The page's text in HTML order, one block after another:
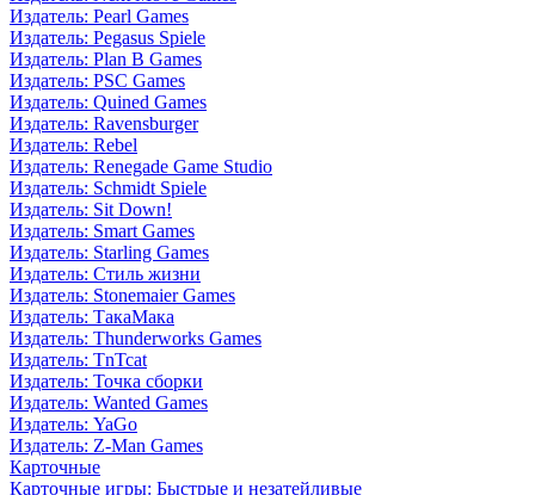
Издатель: Pearl Games
Издатель: Pegasus Spiele
Издатель: Plan B Games
Издатель: PSC Games
Издатель: Quined Games
Издатель: Ravensburger
Издатель: Rebel
Издатель: Renegade Game Studio
Издатель: Schmidt Spiele
Издатель: Sit Down!
Издатель: Smart Games
Издатель: Starling Games
Издатель: Стиль жизни
Издатель: Stonemaier Games
Издатель: ТакаМака
Издатель: Thunderworks Games
Издатель: TnTcat
Издатель: Точка сборки
Издатель: Wanted Games
Издатель: YaGo
Издатель: Z-Man Games
Карточные
Карточные игры: Быстрые и незатейливые